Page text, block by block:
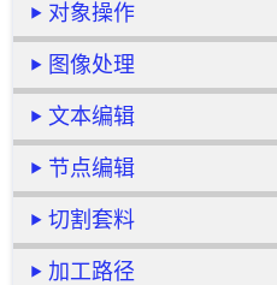
对象操作
图像处理
文本编辑
节点编辑
切割套料
加工路径